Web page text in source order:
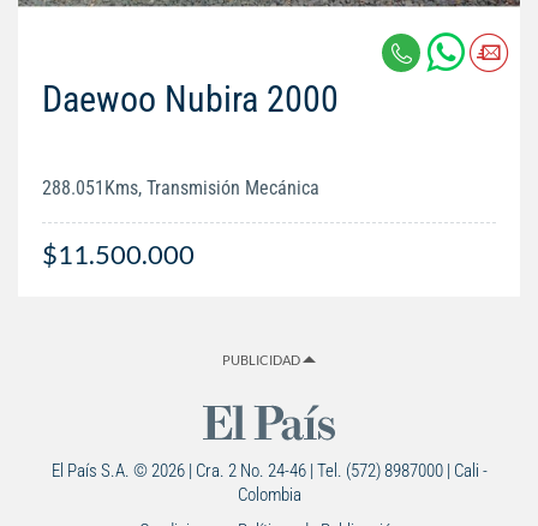
Daewoo Nubira 2000
288.051Kms, Transmisión Mecánica
$11.500.000
PUBLICIDAD
El País S.A. © 2026 | Cra. 2 No. 24-46 | Tel. (572) 8987000 | Cali -
Colombia